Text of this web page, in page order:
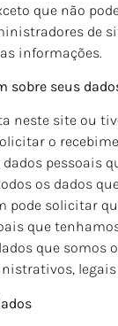
que não
de
informações.
sobre seus
neste site ou
o
pessoais
os dados
pode solicitar
que
que somos
legais